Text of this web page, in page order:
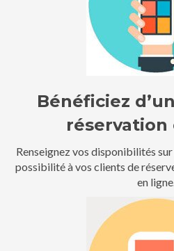
Bénéficiez
réservation
Renseignez vos disponibilités
possibilité à vos clients de
en